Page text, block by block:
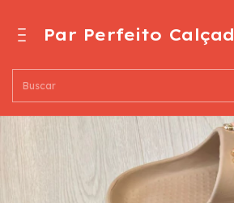
Par Perfeito